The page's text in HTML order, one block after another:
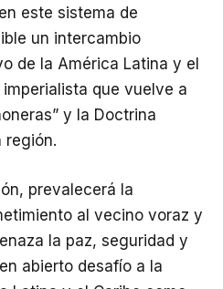
este sistema de
un intercambio
de la América Latina y el
que vuelve a
y la Doctrina
región.
prevalecerá la
al vecino voraz y
la paz, seguridad y
abierto desafío a la